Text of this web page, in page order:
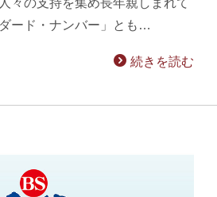
々の支持を集め長年親しまれて
ード・ナンバー」とも…
続きを読む